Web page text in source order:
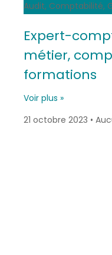
Audit, Comptabilité,
Expert-
métier,
formations
Voir plus »
21 octobre 2023